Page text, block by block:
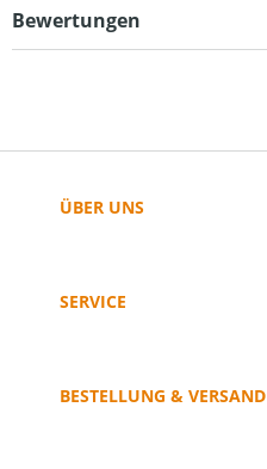
Bewertungen
ÜBER UNS
SERVICE
BESTELLUNG & VERSAND